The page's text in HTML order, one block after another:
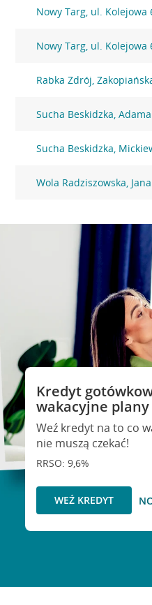
Nowy Targ, ul. Kolejowa
Nowy Targ, ul. Kolejowa
Rabka Zdrój,
Sucha Beskidzka,
Sucha Beskidzka,
Wola Radziszowska, Jana
Kredyt
wakacyjne plany
Weź kredyt na to co
nie muszą czekać!
RRSO: 9,6%
WEŹ KREDYT